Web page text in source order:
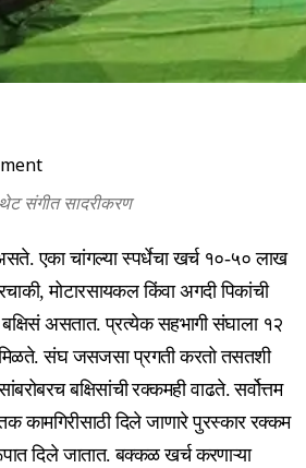
थेट संगीत सादरीकरण
एका चांगल्या स्पर्धेचा खर्च १०-५० लाख
मोटारसायकल किंवा अगदी पिकांची
असतात. प्रत्येक सहभागी संघाला १२
संघ जसजसा प्रगती करतो तसतशी
बक्षिसांची रक्कमही वाढते. सर्वोत्तम
कामगिरीसाठी दिले जाणारे पुरस्कार रक्कम
दिले जातात. बक्कळ खर्च करणाऱ्या